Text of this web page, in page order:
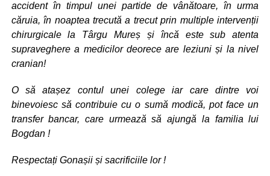
accident în timpul unei partide de vânătoare, în urma
căruia, în noaptea trecută a trecut prin multiple intervenții
chirurgicale la Târgu Mureș și încă este sub atenta
supraveghere a medicilor deorece are leziuni și la nivel
cranian!
O să atașez contul unei colege iar care dintre voi
binevoiesc să contribuie cu o sumă modică, pot face un
transfer bancar, care urmează să ajungă la familia lui
Bogdan !
Respectați Gonașii și sacrificiile lor !